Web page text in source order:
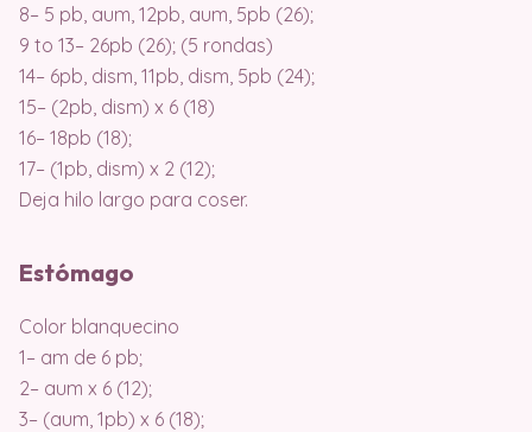
8– 5 pb, aum, 12pb, aum, 5pb (26);
9 to 13– 26pb (26); (5 rondas)
14– 6pb, dism, 11pb, dism, 5pb (24);
15– (2pb, dism) x 6 (18)
16– 18pb (18);
17– (1pb, dism) x 2 (12);
Deja hilo largo para coser.
Estómago
Color blanquecino
1– am de 6 pb;
2– aum x 6 (12);
3– (aum, 1pb) x 6 (18);